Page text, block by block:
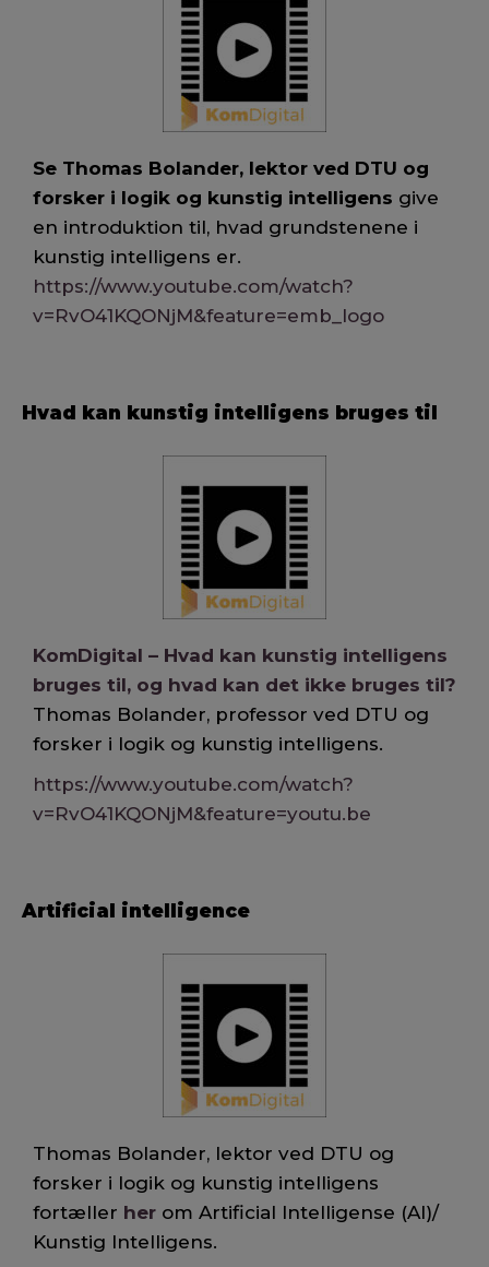
Se Thomas Bolander, lektor ved DTU og
forsker i logik og kunstig intelligens give
en introduktion til, hvad grundstenene i
kunstig intelligens er.
https://www.youtube.com/watch?
v=RvO41KQONjM&feature=emb_logo
Hvad kan kunstig intelligens bruges til
KomDigital – Hvad kan kunstig intelligens
bruges til, og hvad kan det ikke bruges til?
Thomas Bolander, professor ved DTU og
forsker i logik og kunstig intelligens.
https://www.youtube.com/watch?
v=RvO41KQONjM&feature=youtu.be
Artificial intelligence
Thomas Bolander, lektor ved DTU og
forsker i logik og kunstig intelligens
fortæller her om Artificial Intelligense (AI)/
Kunstig Intelligens.